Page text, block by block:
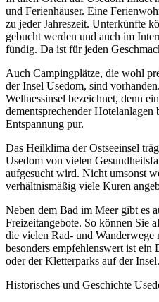
und Ferienhäuser. Eine
zu jeder Jahreszeit. Unterkünfte
gebucht werden und auch im
fündig. Da ist für jeden
Auch Campingplätze, die wohl
der Insel Usedom, sind
Wellnessinsel bezeichnet, denn
dementsprechender
Entspannung pur.
Das Heilklima der Ostseeinsel
Usedom von vielen
aufgesucht wird. Nicht umsonst
verhältnismäßig viele Kuren
Neben dem Bad im Meer gibt es
Freizeitangebote. So können Sie
die vielen Rad- und
besonders empfehlenswert ist ein
oder der Kletterparks auf der Insel.
Historisches und Geschichte